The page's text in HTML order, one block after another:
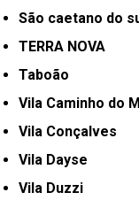
São caetano do
TERRA NOVA
Taboão
Vila Caminho do
Vila Conçalves
Vila Dayse
Vila Duzzi